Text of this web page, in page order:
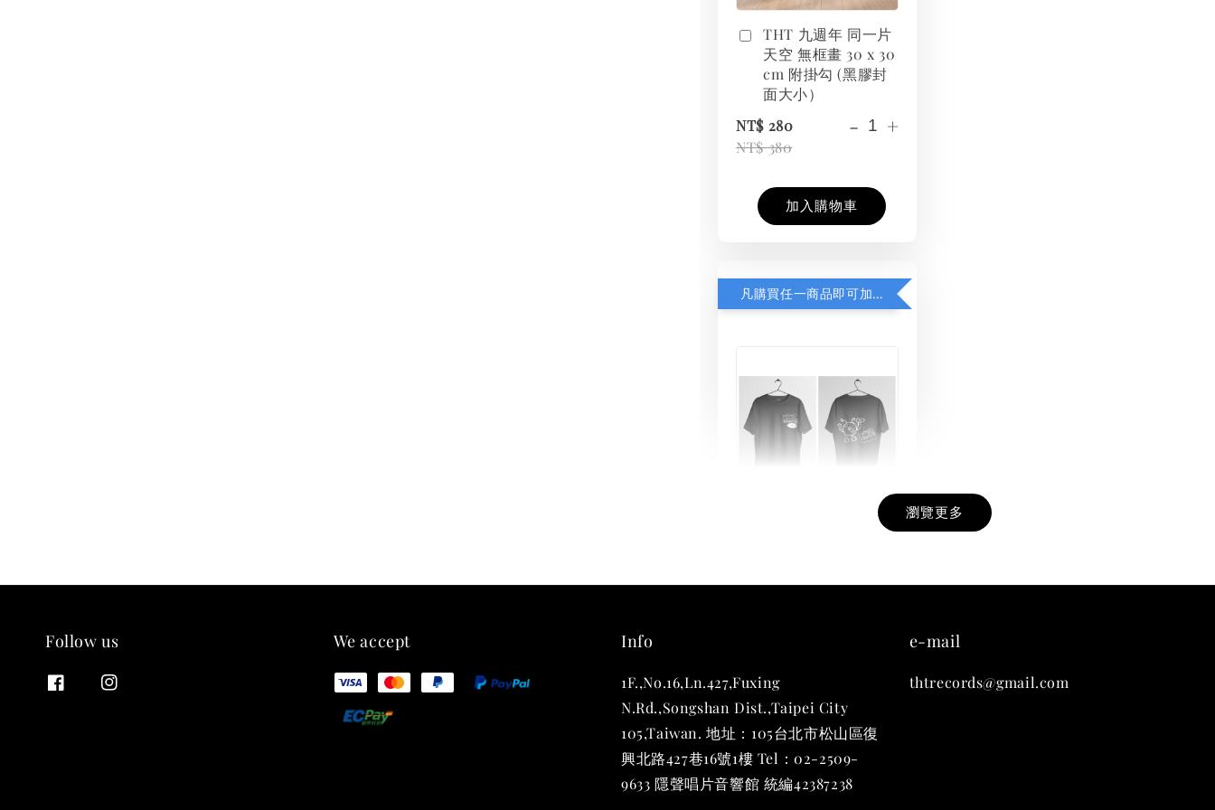
THT 九週年 同一片
天空 無框畫 30 x 30
cm 附掛勾 (黑膠封
面大小）
NT$ 280
NT$ 380
- +
加入購物車
凡購買任一商品即可加購 THT 九週年紀念 T-shirt
THT 九週年紀念 T-
瀏覽更多
Follow us We accept Info
1F.,No.16,Ln.427,Fuxing
N.Rd.,Songshan Dist.,Taipei City
105,Taiwan. 地址：105台北市松山區復
興北路427巷16號1樓 Tel：02-2509-
9633 隱聲唱片音響館 統編42387238
e-mail
thtrecords@gmail.com